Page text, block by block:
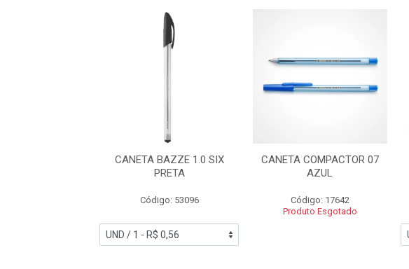
CANETA BAZZE 1.0 SIX
PRETA
Código: 53096
CANETA COMPACTOR 07
AZUL
Código: 17642
Produto Esgotado